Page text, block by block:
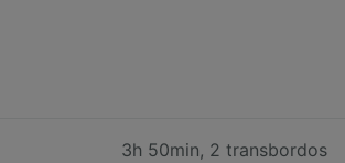
3h 50min, 2 transbordos